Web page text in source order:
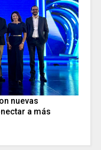
nuevas
a más